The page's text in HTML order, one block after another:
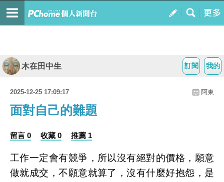
我的
訂閱
木在田中生
2025-12-25 17:09:17 阿東
面對自己的難題
留言 0 收藏 0 推薦 1
工作一定會有競爭，所以沒有絕對的價格，願意
做就成交，不願意就算了，沒有什麼好抱怨，是